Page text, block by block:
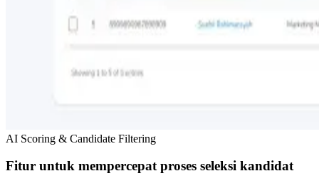
AI Scoring & Candidate Filtering
Fitur untuk mempercepat proses seleksi kandidat